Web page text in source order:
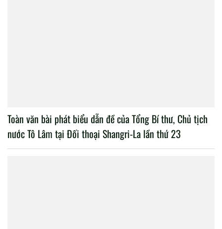
Toàn văn bài phát biểu dẫn đề của Tổng Bí thư, Chủ tịch
nước Tô Lâm tại Đối thoại Shangri-La lần thứ 23